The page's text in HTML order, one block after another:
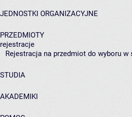
JEDNOSTKI ORGANIZACYJNE
PRZEDMIOTY
rejestracje
Rejestracja na przedmiot do wyboru
STUDIA
AKADEMIKI